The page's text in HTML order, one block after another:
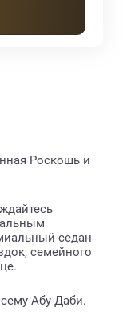
Роскошь и
седан
семейного
Абу-Даби.